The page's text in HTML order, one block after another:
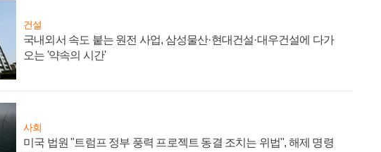
건설
국내외서 속도 붙는 원전 사업, 삼성물산·현대건설·대우건설에 다가
오는 '약속의 시간'
사회
미국 법원 "트럼프 정부 풍력 프로젝트 동결 조치는 위법", 해제 명령